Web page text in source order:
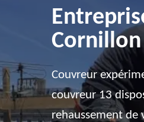
Couvreur
couvreur 13
rehaussement de